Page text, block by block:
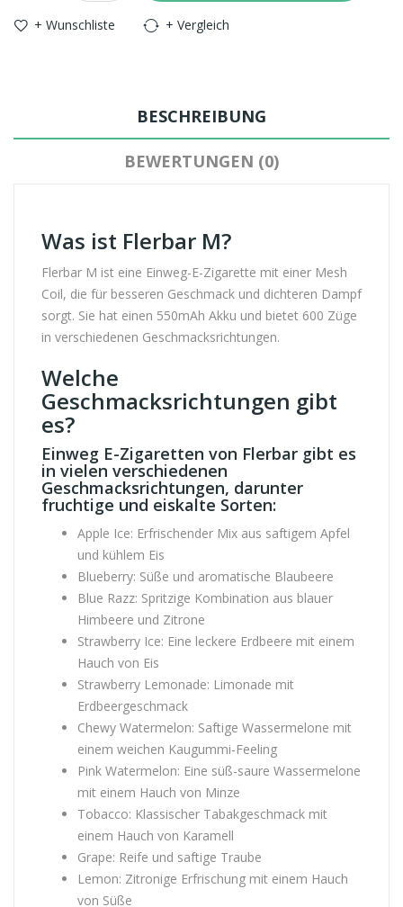
+ Wunschliste + Vergleich
BESCHREIBUNG
BEWERTUNGEN (0)
Was ist Flerbar M?
Flerbar M ist eine Einweg-E-Zigarette mit einer Mesh
Coil, die für besseren Geschmack und dichteren Dampf
sorgt. Sie hat einen 550mAh Akku und bietet 600 Züge
in verschiedenen Geschmacksrichtungen.
Welche
Geschmacksrichtungen gibt
es?
Einweg E-Zigaretten von Flerbar gibt es
in vielen verschiedenen
Geschmacksrichtungen, darunter
fruchtige und eiskalte Sorten:
Apple Ice: Erfrischender Mix aus saftigem Apfel
und kühlem Eis
Blueberry: Süße und aromatische Blaubeere
Blue Razz: Spritzige Kombination aus blauer
Himbeere und Zitrone
Strawberry Ice: Eine leckere Erdbeere mit einem
Hauch von Eis
Strawberry Lemonade: Limonade mit
Erdbeergeschmack
Chewy Watermelon: Saftige Wassermelone mit
einem weichen Kaugummi-Feeling
Pink Watermelon: Eine süß-saure Wassermelone
mit einem Hauch von Minze
Tobacco: Klassischer Tabakgeschmack mit
einem Hauch von Karamell
Grape: Reife und saftige Traube
Lemon: Zitronige Erfrischung mit einem Hauch
von Süße